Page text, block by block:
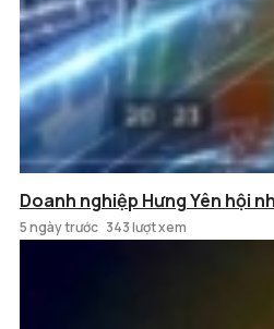
Doanh nghiệp Hưng Yên hội
5 ngày trước 343 lượt xem